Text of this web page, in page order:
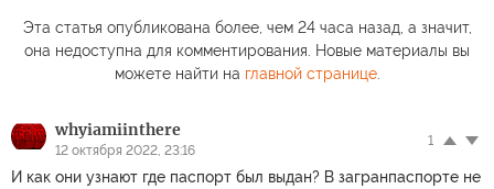
Эта статья опубликована более, чем 24 часа назад, а значит,
она недоступна для комментирования. Новые материалы вы
можете найти на главной странице.
whyiamiinthere
12 октября 2022, 23:16
1
И как они узнают где паспорт был выдан? В загранпаспорте не